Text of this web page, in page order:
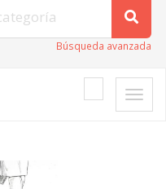
Búsqueda avanzada
Toggle